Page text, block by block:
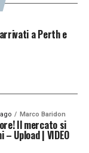
a Perth e
Marco Baridon
Il mercato si
Upload | VIDEO